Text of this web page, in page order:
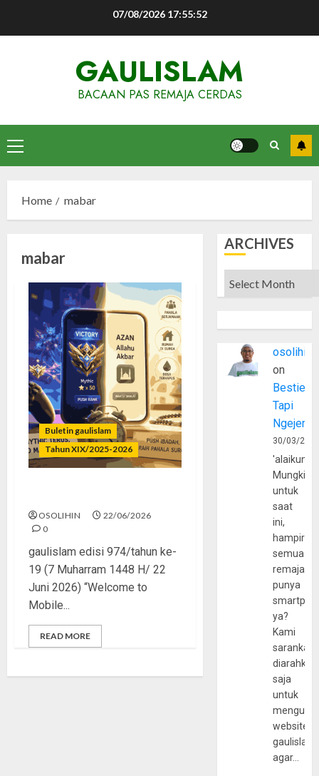
07/08/2026 17:55:52
GAULISLAM
BACAAN PAS REMAJA CERDAS
Primary
Menu
Home mabar
mabar
Buletin gaulislam
Tahun XIX/2025-2026
OSOLIHIN
22/06/2026
0
gaulislam edisi 974/tahun ke-
19 (7 Muharram 1448 H/ 22
Juni 2026) “Welcome to
Mobile...
READ MORE
ARCHIVES
Archives
osolihin
on
Bestie
Tapi
30/03/
Mungkin
untuk
saat
ini,
hampir
semua
remaja
punya
ya?
Kami
sarankan,
diarahkan
saja
untuk
website
agar…